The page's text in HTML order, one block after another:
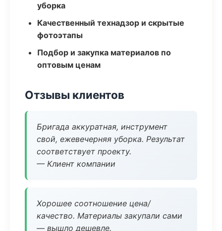
уборка
Качественный технадзор и скрытые
фотоэтапы
Подбор и закупка материалов по
оптовым ценам
Отзывы клиентов
Бригада аккуратная, инструмент
свой, ежевечерняя уборка. Результат
соответствует проекту.
— Клиент компании
Хорошее соотношение цена/
качество. Материалы закупали сами
— вышло дешевле.